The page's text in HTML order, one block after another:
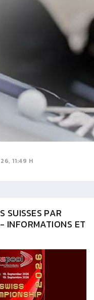
11:49 H
SUISSES PAR
INFORMATIONS ET